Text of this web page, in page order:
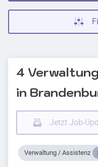
4
in
Jetzt Job-
Verwaltung / Assistenz